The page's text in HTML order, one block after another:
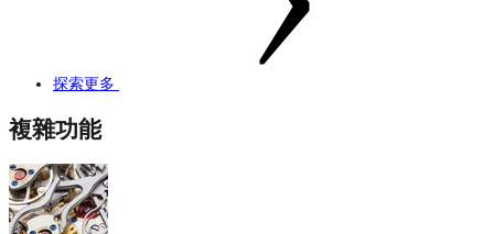
探索更多
複雜功能